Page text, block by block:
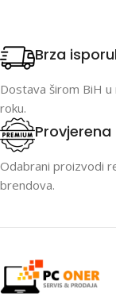
Brza
Dostava širom BiH u
roku.
Odabrani proizvodi
brendova.